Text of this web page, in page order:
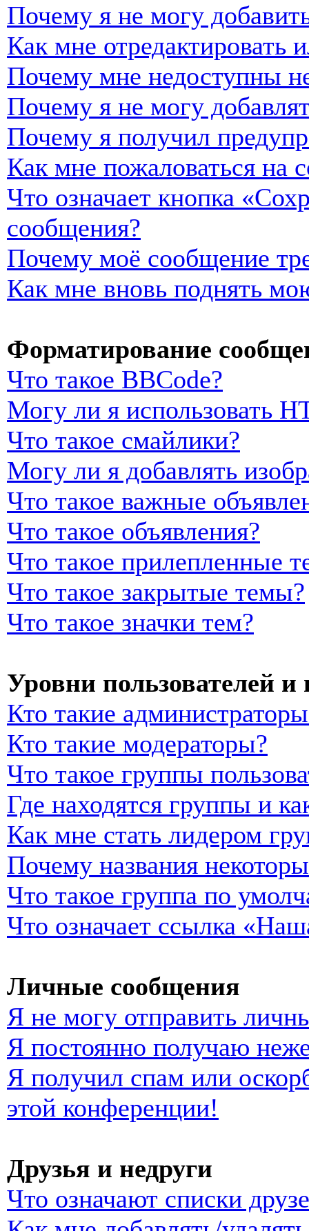
Почему я не могу
Как мне отредактировать
Почему мне недоступны
Почему я не могу
Почему я получил
Как мне пожаловаться на
Что означает кнопка
сообщения?
Почему моё сообщение
Как мне вновь поднять
Форматирование
Что такое BBCode?
Могу ли я использовать
Что такое смайлики?
Могу ли я добавлять
Что такое важные
Что такое объявления?
Что такое прилепленные
Что такое закрытые темы?
Что такое значки тем?
Уровни пользователей
Кто такие
Кто такие модераторы?
Что такое группы
Где находятся группы и
Как мне стать лидером
Почему названия
Что такое группа по
Что означает ссылка
Личные сообщения
Я не могу отправить
Я постоянно получаю
Я получил спам или
этой конференции!
Друзья и недруги
Что означают списки